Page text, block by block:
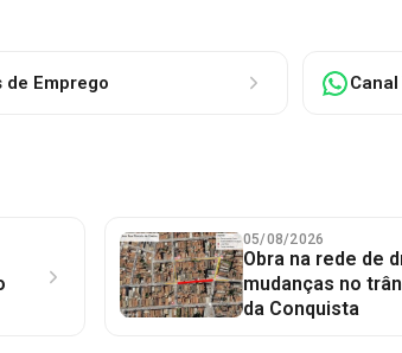
de Emprego
05/08/2026
Obra na rede de
mudanças no
da Conquista